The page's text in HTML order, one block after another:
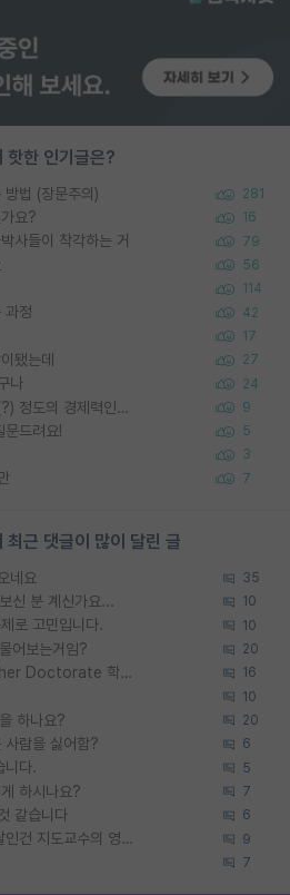
핫한 인기글은?
법 (장문주의) 281
요? 16
사들이 착각하는 거 79
56
114
과정 42
17
됐는데 27
나 24
박사진학하기에 2억은 괜찮은 (?) 정도의 경제력인가요 9
문드려요! 5
3
7
근 댓글이 많이 달린 글
네요 35
신 분 계신가요... 10
로 고민입니다. 10
어보는거임? 20
우리나라도 학구 열풍보면 Higher Doctorate 학위가 필요하다고 봅니다. 16
10
하나요? 20
사람을 싫어함? 6
니다. 5
하시나요? 7
같습니다 6
랩실 대학원생들 모두 능력 미달인건 지도교수의 영향 아닌가? 9
7